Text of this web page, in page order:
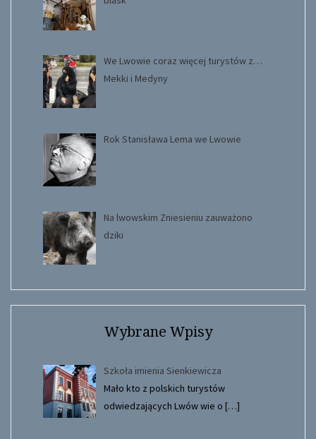
We Lwowie coraz więcej turystów z…
Mekki i Medyny
Rok Stanisława Lema we Lwowie
Na lwowskim Zniesieniu zauważono
dziki
Wybrane Wpisy
Szkoła imienia Sienkiewicza
Mało kto z polskich turystów
odwiedzających Lwów wie o […]